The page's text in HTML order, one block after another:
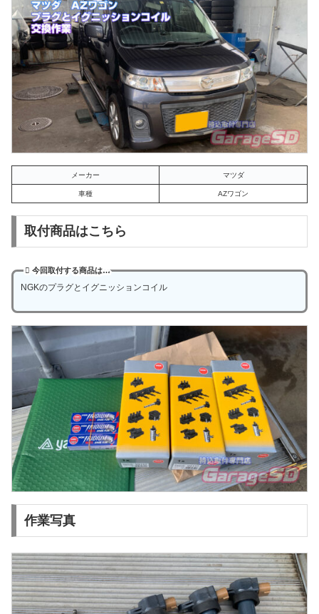
メーカー マツダ
車種 AZワゴン
取付商品はこちら
今回取付する商品は…
NGKのプラグとイグニッションコイル
作業写真